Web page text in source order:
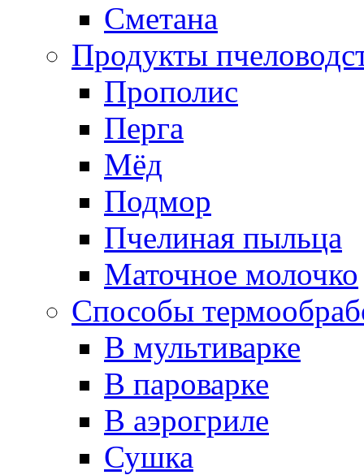
Сметана
Продукты
Прополис
Перга
Мёд
Подмор
Пчелиная пыльца
Маточное молочко
Способы
В мультиварке
В пароварке
В аэрогриле
Сушка